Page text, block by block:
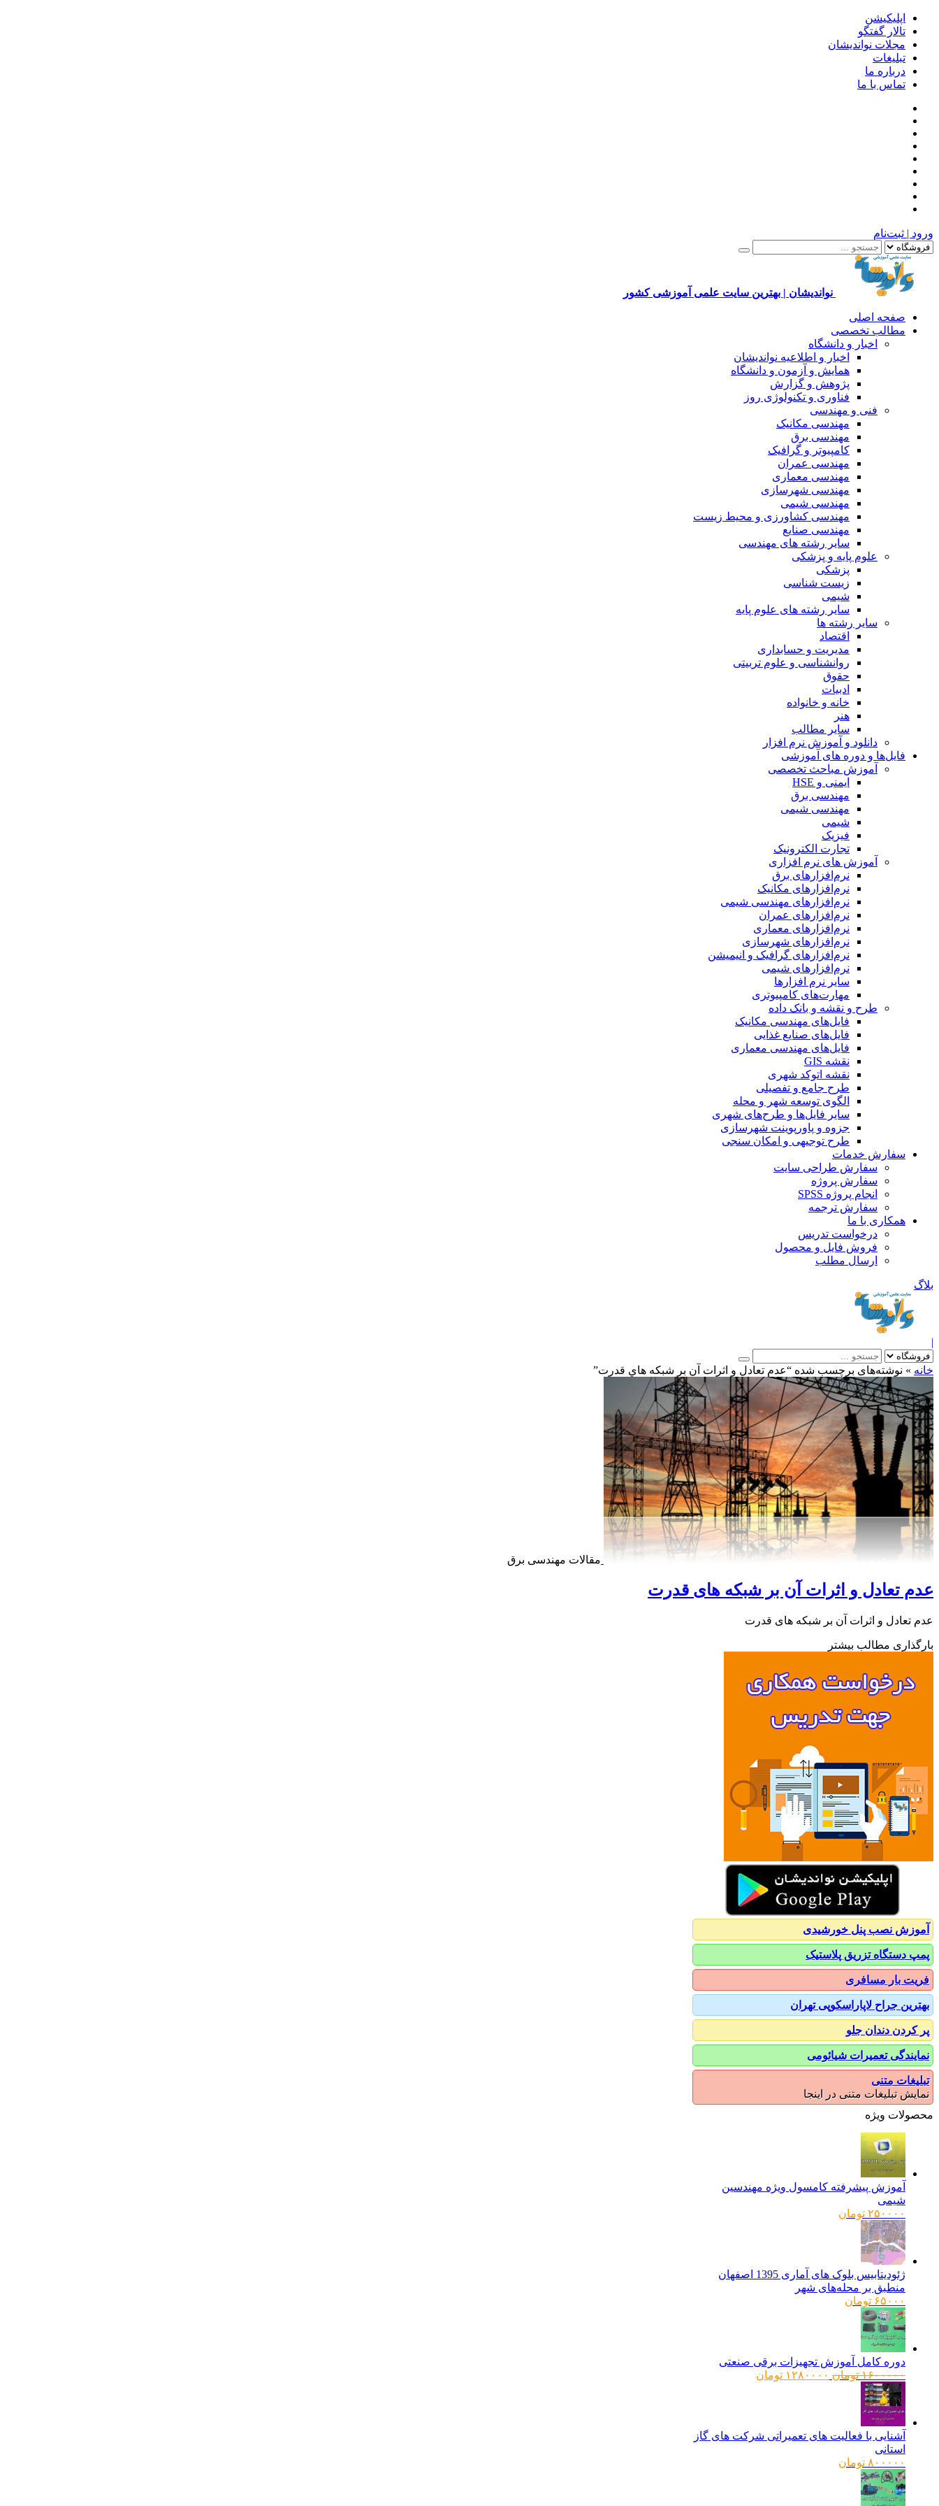
اپلیکیشن
تالار گفتگو
مجلات نواندیشان
تبلیغات
درباره ما
تماس با ما
ورود | ثبت‌نام
نواندیشان | بهترین سایت علمی آموزشی کشور
صفحه اصلی
مطالب تخصصی
اخبار و دانشگاه
اخبار و اطلاعیه نواندیشان
همایش و آزمون و دانشگاه
پژوهش و گزارش
فناوری و تکنولوژی روز
فنی و مهندسی
مهندسی مکانیک
مهندسی برق
کامپیوتر و گرافیک
مهندسی عمران
مهندسی معماری
مهندسی شهرسازی
مهندسی شیمی
مهندسی کشاورزی و محیط زیست
مهندسی صنایع
سایر رشته های مهندسی
علوم پایه و پزشکی
پزشکی
زیست شناسی
شیمی
سایر رشته های علوم پایه
سایر رشته ها
اقتصاد
مدیریت و حسابداری
روانشناسی و علوم تربیتی
حقوق
ادبیات
خانه و خانواده
هنر
سایر مطالب
دانلود و آموزش نرم افزار
فایل‌ها و دوره های آموزشی
آموزش مباحث تخصصی
ایمنی و HSE
مهندسی برق
مهندسی شیمی
شیمی
فیزیک
تجارت الکترونیک
آموزش های نرم افزاری
نرم‌افزارهای برق
نرم‌افزارهای مکانیک
نرم‌افزارهای مهندسی شیمی
نرم‌افزارهای عمران
نرم‌افزارهای معماری
نرم‌افزارهای شهرسازی
نرم‌افزارهای گرافیک و انیمیشن
نرم‌افزارهای شیمی
سایر نرم افزارها
مهارت‌های کامپیوتری
طرح و نقشه و بانک داده
فایل‌های مهندسی مکانیک
فایل‌های صنایع غذایی
فایل‌های مهندسی معماری
نقشه GIS
نقشه اتوکد شهری
طرح جامع و تفصیلی
الگوی توسعه شهر و محله
سایر فایل‌ها و طرح‌های شهری
جزوه و پاورپوینت شهرسازی
طرح توجیهی و امکان سنجی
سفارش خدمات
سفارش طراحی سایت
سفارش پروژه
انجام پروژه SPSS
سفارش ترجمه
همکاری با ما
درخواست تدریس
فروش فایل و محصول
ارسال مطلب
بلاگ
|
خانه » نوشته‌های برچسب شده “عدم تعادل و اثرات آن بر شبكه هاي قدرت”
مقالات مهندسی برق
عدم تعادل و اثرات آن بر شبکه های قدرت
عدم تعادل و اثرات آن بر شبکه های قدرت
بارگذاری مطالب بیشتر
آموزش نصب پنل خورشیدی
پمپ دستگاه تزریق پلاستیک
فریت بار مسافری
بهترین جراح لاپاراسکوپی تهران
پر کردن دندان جلو
نمایندگی تعمیرات شیائومی
تبلیغات متنی
نمایش تبلیغات متنی در اینجا
محصولات ویژه
آموزش پیشرفته کامسول ویژه مهندسین
شیمی
۲۵۰۰۰۰ تومان
ژئودیتابیس بلوک های آماری 1395 اصفهان
منطبق بر محله‌های شهر
۶۵۰۰۰ تومان
دوره کامل آموزش تجهیزات برقی صنعتی
۱۶۰۰۰۰۰ تومان قیمت
۱۲۸۰۰۰۰ تومان
آشنایی با فعالیت های تعمیراتی شرکت های گاز
استانی
۸۰۰۰۰۰ تومان